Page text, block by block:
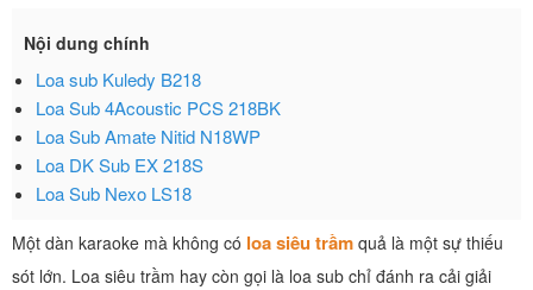
Nội dung chính
Loa sub Kuledy B218
Loa Sub 4Acoustic PCS 218BK
Loa Sub Amate Nitid N18WP
Loa DK Sub EX 218S
Loa Sub Nexo LS18
Một dàn karaoke mà không có loa siêu trầm quả là một sự thiếu
sót lớn. Loa siêu trầm hay còn gọi là loa sub chỉ đánh ra cải giải